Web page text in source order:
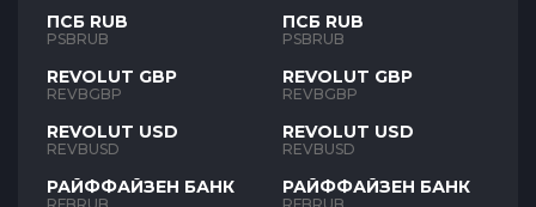
ПСБ RUB
PSBRUB
REVOLUT GBP
REVBGBP
REVOLUT USD
REVBUSD
РАЙФФАЙЗЕН БАНК
ПСБ RUB
PSBRUB
REVOLUT GBP
REVBGBP
REVOLUT USD
REVBUSD
РАЙФФАЙЗЕН БАНК